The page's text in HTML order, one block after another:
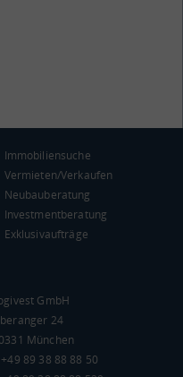
Landkreis / Kreisfreie Stadt
Bundesland
Immobiliensuche
Vermieten/Verkaufen
Neubauberatung
Investmentberatung
Exklusivaufträge
GmbH
24
München
89 38 88 88 50